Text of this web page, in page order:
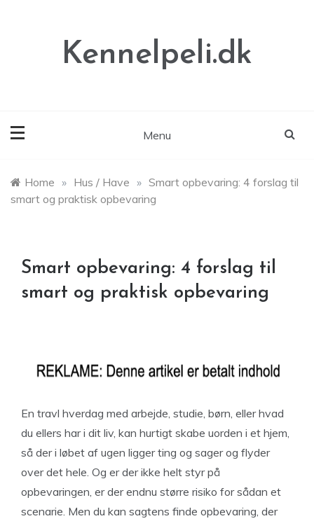
Kennelpeli.dk
Menu
Home » Hus / Have » Smart opbevaring: 4 forslag til
smart og praktisk opbevaring
Smart opbevaring: 4 forslag til
smart og praktisk opbevaring
En travl hverdag med arbejde, studie, børn, eller hvad
du ellers har i dit liv, kan hurtigt skabe uorden i et hjem,
så der i løbet af ugen ligger ting og sager og flyder
over det hele. Og er der ikke helt styr på
opbevaringen, er der endnu større risiko for sådan et
scenarie. Men du kan sagtens finde opbevaring, der